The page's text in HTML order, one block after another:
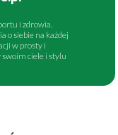
i zdrowia.
o siebie na każdej
w prosty i
swoim ciele i stylu